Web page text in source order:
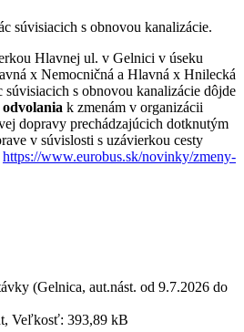
súvisiacich s obnovou kanalizácie.
Hlavnej ul. v Gelnici v úseku
x Nemocničná a Hlavná x Hnilecká
súvisiacich s obnovou kanalizácie dôjde
k zmenám v organizácii
dopravy prechádzajúcich dotknutým
v súvislosti s uzávierkou cesty
https://www.eurobus.sk/novinky/zmeny-
(Gelnica, aut.nást. od 9.7.2026 do
Veľkosť: 393,89 kB